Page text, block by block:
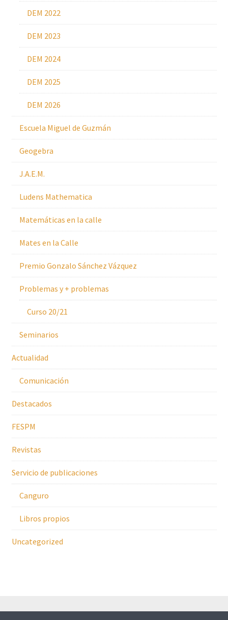
DEM 2022
DEM 2023
DEM 2024
DEM 2025
DEM 2026
Escuela Miguel de Guzmán
Geogebra
J.A.E.M.
Ludens Mathematica
Matemáticas en la calle
Mates en la Calle
Premio Gonzalo Sánchez Vázquez
Problemas y + problemas
Curso 20/21
Seminarios
Actualidad
Comunicación
Destacados
FESPM
Revistas
Servicio de publicaciones
Canguro
Libros propios
Uncategorized